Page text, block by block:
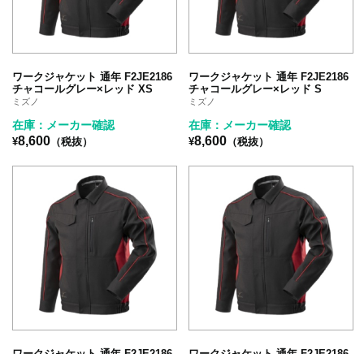
ワークジャケット 通年 F2JE2186
チャコールグレー×レッド XS
ミズノ
在庫：メーカー確認
¥8,600 （税抜）
ワークジャケット 通年 F2JE2186
チャコールグレー×レッド S
ミズノ
在庫：メーカー確認
¥8,600 （税抜）